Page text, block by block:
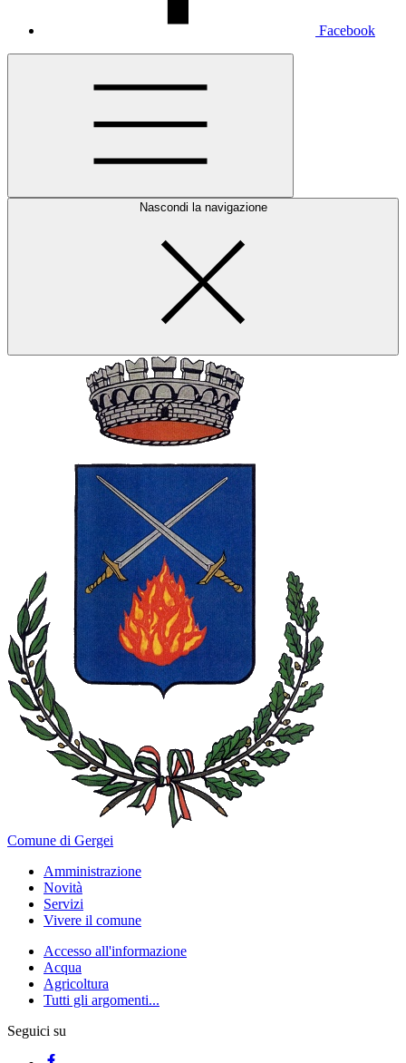
Facebook
Nascondi la navigazione
Comune di Gergei
Amministrazione
Novità
Servizi
Vivere il comune
Accesso all'informazione
Acqua
Agricoltura
Tutti gli argomenti...
Seguici su